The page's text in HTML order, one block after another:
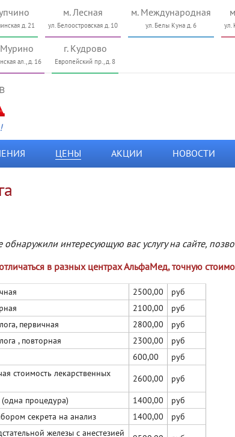
д. 21
м. Лесная
ул. Белоостровская д. 10
м. Международная
ул. Белы Куна д. 6 ул.
Мурино
ал., д. 16
г. Кудрово
Европейский пр., д. 8
ЦЕНЫ АКЦИИ НОВОСТИ
интересующую вас услугу на сайте,
в разных центрах АльфаМед, точную
2500,00
руб
2100,00
руб
первичная
2800,00
руб
, повторная
2300,00
руб
600,00
руб
стоимость лекарственных
2600,00
руб
(одна процедура)
1400,00
руб
секрета на анализ
1400,00
руб
железы с анестезией